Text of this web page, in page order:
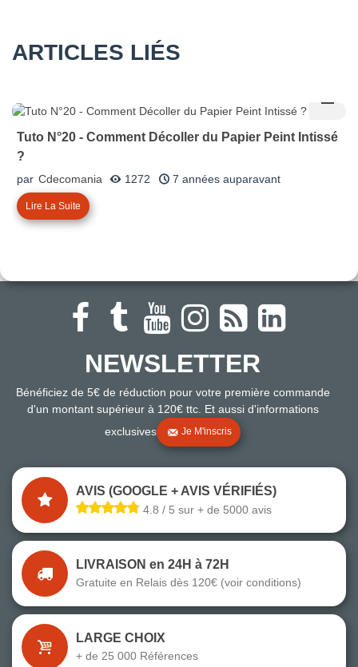
ARTICLES LIÉS
Tuto N°20 - Comment Décoller du Papier Peint Intissé
?
par Cdecomania 1272 7 années auparavant
Lire La Suite
NEWSLETTER
Bénéficiez de 5€ de réduction pour votre première commande
d'un montant supérieur à 120€ ttc. Et aussi d'informations
exclusives
Je M'inscris
AVIS (GOOGLE + AVIS VÉRIFIÉS)
4.8 / 5 sur + de 5000 avis
LIVRAISON en 24H à 72H
Gratuite en Relais dès 120€ (voir conditions)
LARGE CHOIX
+ de 25 000 Références